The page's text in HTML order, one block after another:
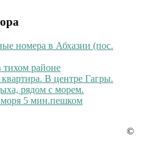
номера в Абхазии (пос.
тихом районе
В центре Гагры.
рядом с морем.
5 мин.пешком
©